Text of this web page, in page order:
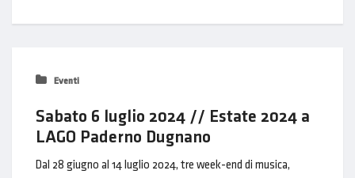
Eventi
Sabato 6 luglio 2024 // Estate 2024 a
LAGO Paderno Dugnano
Dal 28 giugno al 14 luglio 2024, tre week-end di musica,